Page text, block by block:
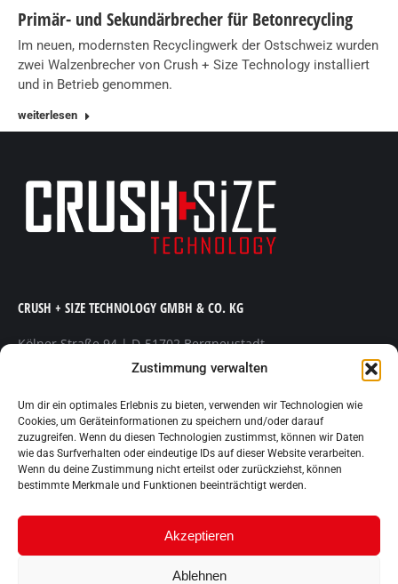
Zustimmung verwalten
Um dir ein optimales Erlebnis zu bieten, verwenden wir Technologien wie
Cookies, um Geräteinformationen zu speichern und/oder darauf
zuzugreifen. Wenn du diesen Technologien zustimmst, können wir Daten
wie das Surfverhalten oder eindeutige IDs auf dieser Website verarbeiten.
Wenn du deine Zustimmung nicht erteilst oder zurückziehst, können
bestimmte Merkmale und Funktionen beeinträchtigt werden.
Akzeptieren
Ablehnen
Primär- und Sekundärbrecher für Betonrecycling
Im neuen, modernsten Recyclingwerk der Ostschweiz wurden
zwei Walzenbrecher von Crush + Size Technology installiert
und in Betrieb genommen.
weiterlesen
CRUSH + SIZE TECHNOLOGY GMBH & CO. KG
Kölner Straße 94 | D-51702 Bergneustadt
Telefon +49 (0) 2261 80 47 300 | Telefax +49 (0) 2261 80 47
E-Mailinfo@crush-size.de | Web www.crush-size.de
Finden Sie uns auf:
YouTube
page
Linkedin
page